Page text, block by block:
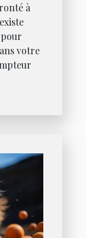
à
votre